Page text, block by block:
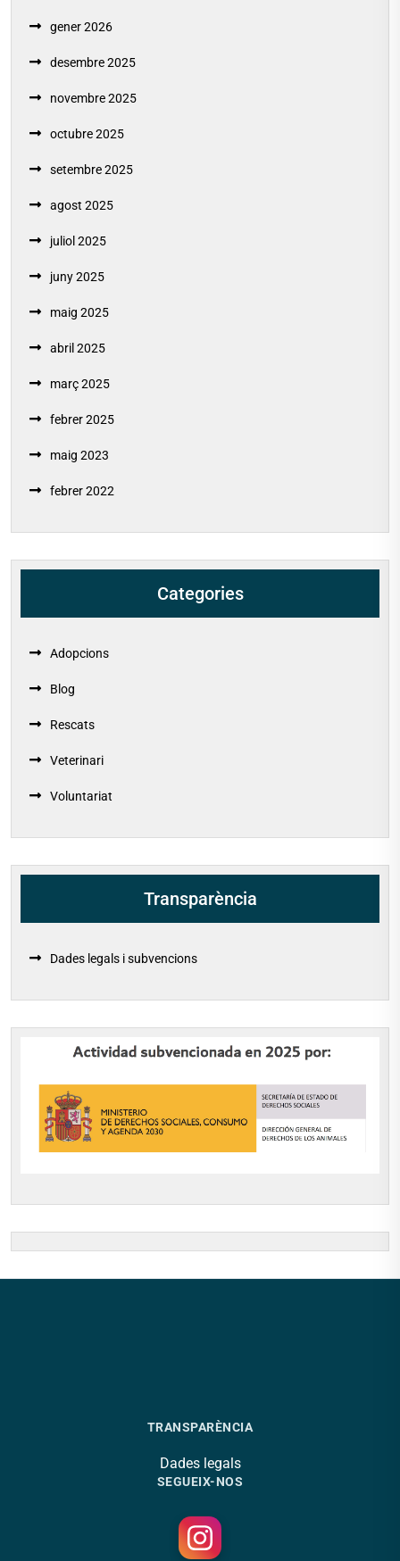
gener 2026
desembre 2025
novembre 2025
octubre 2025
setembre 2025
agost 2025
juliol 2025
juny 2025
maig 2025
abril 2025
març 2025
febrer 2025
maig 2023
febrer 2022
Categories
Adopcions
Blog
Rescats
Veterinari
Voluntariat
Transparència
Dades legals i subvencions
TRANSPARÈNCIA
Dades legals
SEGUEIX-NOS